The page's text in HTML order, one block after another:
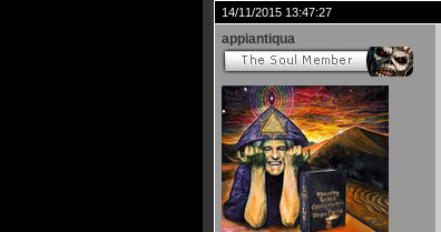
14/11/2015 13:47:27
appiantiqua